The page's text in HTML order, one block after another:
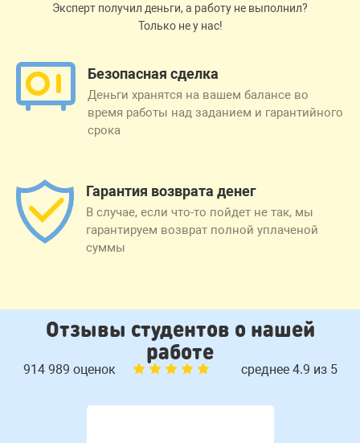
Эксперт получил деньги, а работу не выполнил?
Только не у нас!
Безопасная сделка
Деньги хранятся на вашем балансе во
время работы над заданием и гарантийного
срока
Гарантия возврата денег
В случае, если что-то пойдет не так, мы
гарантируем возврат полной уплаченой
суммы
Отзывы студентов о нашей
работе
914 989 оценок среднее 4.9 из 5